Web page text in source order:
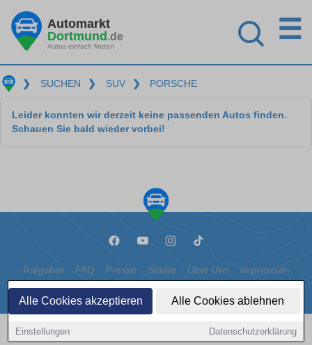
Alle Cookies akzeptieren Alle Cookies ablehnen
Einstellungen Datenschutzerklärung
Automarkt
Dortmund.de
Autos einfach finden
☰
❯ SUCHEN ❯ SUV ❯ PORSCHE
Leider konnten wir derzeit keine passenden Autos finden.
Schauen Sie bald wieder vorbei!
Ratgeber FAQ Presse Städte Über Uns Impressum
Datenschutz Cookies
Copyright © 2000 - 2026 | 1A Infosysteme GmbH | Content by: 1a-sites-autos